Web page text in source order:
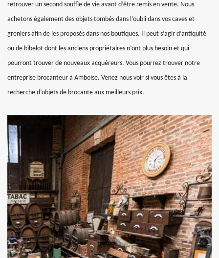
retrouver un second souffle de vie avant d’être remis en vente. Nous
achetons également des objets tombés dans l’oubli dans vos caves et
greniers afin de les proposés dans nos boutiques. Il peut s’agir d’antiquité
ou de bibelot dont les anciens propriétaires n’ont plus besoin et qui
pourront trouver de nouveaux acquéreurs. Vous pourrez trouver notre
entreprise brocanteur à Amboise. Venez nous voir si vous êtes à la
recherche d’objets de brocante aux meilleurs prix.